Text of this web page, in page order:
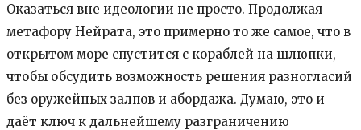
Оказаться вне идеологии не просто. Продолжая
метафору Нейрата, это примерно то же самое, что в
открытом море спустится с кораблей на шлюпки,
чтобы обсудить возможность решения разногласий
без оружейных залпов и абордажа. Думаю, это и
даёт ключ к дальнейшему разграничению